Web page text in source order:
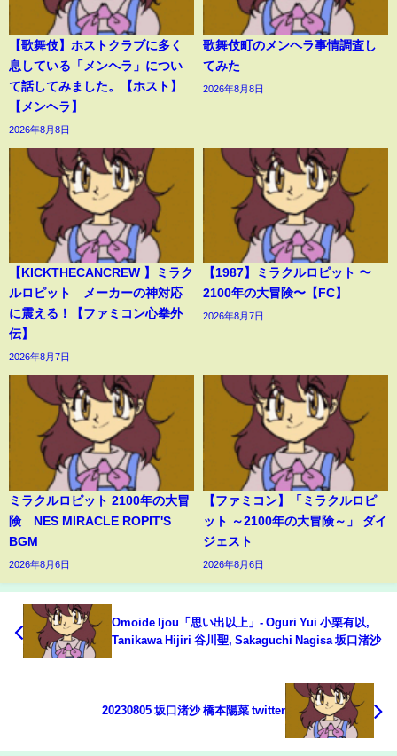
【歌舞伎】ホストクラブに多く
息している「メンヘラ」につい
て話してみました。【ホスト】
【メンヘラ】
2026年8月8日
歌舞伎町のメンヘラ事情調査し
てみた
2026年8月8日
【KICKTHECANCREW 】ミラク
ルロピット メーカーの神対応
に震える！【ファミコン心拳外
伝】
2026年8月7日
【1987】ミラクルロピット 〜
2100年の大冒険〜【FC】
2026年8月7日
ミラクルロピット 2100年の大冒
険 NES MIRACLE ROPIT'S
BGM
2026年8月6日
【ファミコン】「ミラクルロピ
ット ～2100年の大冒険～」 ダイ
ジェスト
2026年8月6日
Omoide Ijou「思い出以上」- Oguri Yui 小栗有以,
Tanikawa Hijiri 谷川聖, Sakaguchi Nagisa 坂口渚沙
20230805 坂口渚沙 橋本陽菜 twitter